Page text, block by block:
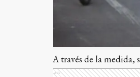
A través de la medida,
Ads